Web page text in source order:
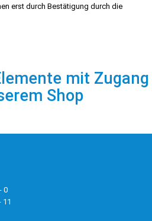
erst durch Bestätigung durch die
mit Zugang
Shop
0
11